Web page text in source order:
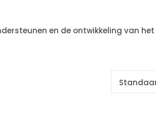
en de ontwikkeling van het